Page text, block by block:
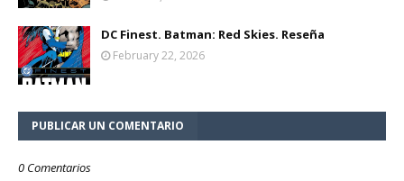
DC Finest. Batman: Red Skies. Reseña
February 22, 2026
PUBLICAR UN COMENTARIO
0 Comentarios